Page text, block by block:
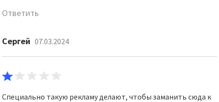
Ответить
Сергей 07.03.2024
Специально такую рекламу делают, чтобы заманить сюда к